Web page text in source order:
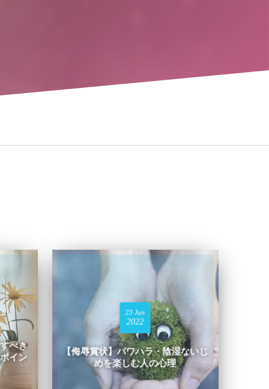
べき
イン
23 Jun
2022
【侮辱賞状】パワハラ・陰湿ないじ
めを楽しむ人の心理